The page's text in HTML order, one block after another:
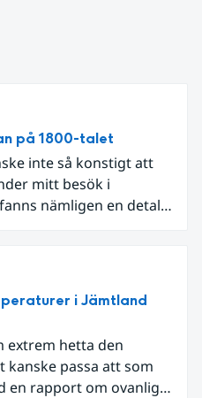
på 1800-talet
inte så konstigt att
mitt besök i
nämligen en detalj
i Jämtland
extrem hetta den
kanske passa att som
en rapport om ovanligt